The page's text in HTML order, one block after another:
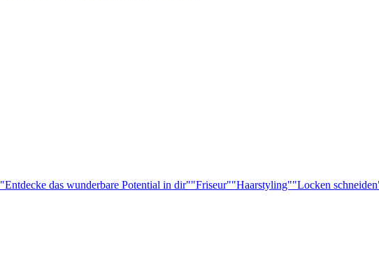
"Entdecke das wunderbare Potential in dir""Friseur""Haarstyling""Locken